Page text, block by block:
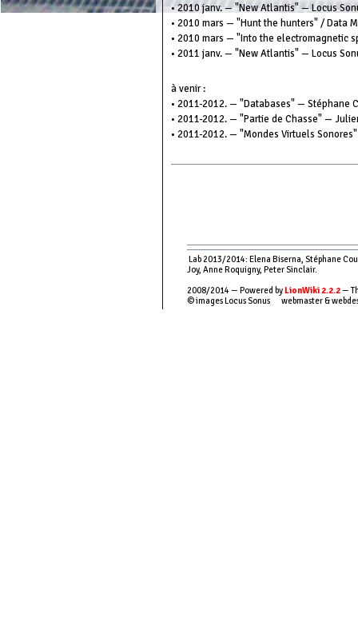
• 2010 janv. — "New Atlantis" — Locus
• 2010 mars — "Hunt the hunters" / Data
• 2010 mars — "Into the electromagnetic
• 2011 janv. — "New Atlantis" — Locus
à venir :
• 2011-2012. — "Databases" — Stéphane
• 2011-2012. — "Partie de Chasse" —
• 2011-2012. — "Mondes Virtuels
Lab 2013/2014: Elena Biserna, Stéphane
Joy, Anne Roquigny, Peter Sinclair.
2008/2014 — Powered by LionWiki 2.2.2—
© images Locus Sonus webmaster &